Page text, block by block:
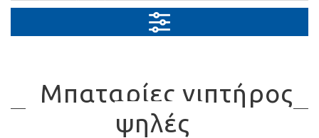
Μπαταρίες νιπτήρος
ψηλές